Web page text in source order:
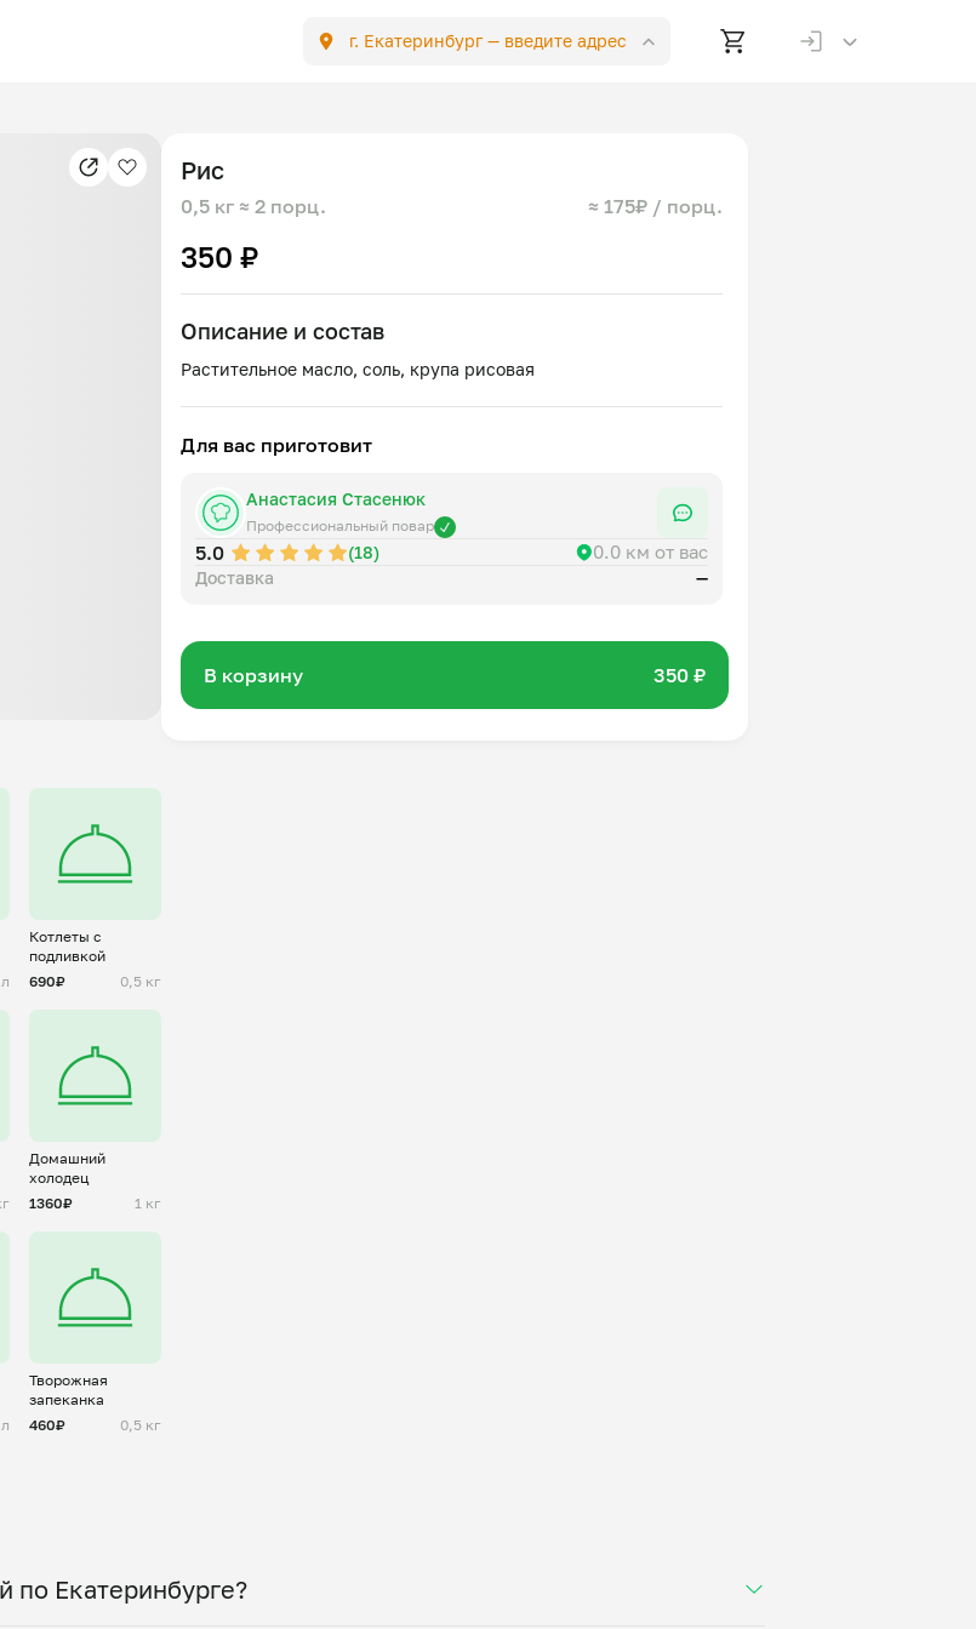
г. Екатеринбург — введите адрес
Котлеты с
подливкой
690₽
0,5 кг
Домашний
холодец
1360₽
1 кг
Творожная
запеканка
460₽
0,5 кг
Рис
0,5 кг ≈ 2 порц. ≈ 175₽ / порц.
350 ₽
Описание и состав
Для вас приготовит
Анастасия Стасенюк
Профессиональный повар
5.0 (18) 0.0 км от вас
Доставка —
В корзину 350 ₽
по Екатеринбурге?